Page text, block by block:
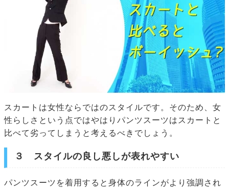
スカートは女性ならではのスタイルです。そのため、女
性らしさという点ではやはりパンツスーツはスカートと
比べて劣ってしまうと考えるべきでしょう。
３ スタイルの良し悪しが表れやすい
パンツスーツを着用すると身体のラインがより強調され